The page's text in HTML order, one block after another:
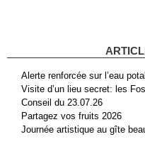
Alerte renforcée sur l’eau
Visite d’un lieu secret: les
Conseil du 23.07.26
Partagez vos fruits 2026
Journée artistique au gîte